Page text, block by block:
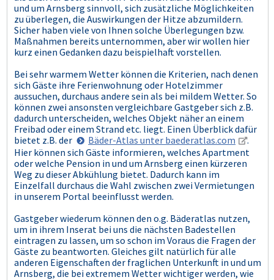
und um Arnsberg sinnvoll, sich zusätzliche Möglichkeiten
zu überlegen, die Auswirkungen der Hitze abzumildern.
Sicher haben viele von Ihnen solche Überlegungen bzw.
Maßnahmen bereits unternommen, aber wir wollen hier
kurz einen Gedanken dazu beispielhaft vorstellen.
Bei sehr warmem Wetter können die Kriterien, nach denen
sich Gäste ihre Ferienwohnung oder Hotelzimmer
aussuchen, durchaus andere sein als bei mildem Wetter. So
können zwei ansonsten vergleichbare Gastgeber sich z.B.
dadurch unterscheiden, welches Objekt näher an einem
Freibad oder einem Strand etc. liegt. Einen Überblick dafür
bietet z.B. der
Bäder-Atlas unter baederatlas.com
.
Hier können sich Gäste informieren, welches Apartment
oder welche Pension in und um Arnsberg einen kürzeren
Weg zu dieser Abkühlung bietet. Dadurch kann im
Einzelfall durchaus die Wahl zwischen zwei Vermietungen
in unserem Portal beeinflusst werden.
Gastgeber wiederum können den o.g. Bäderatlas nutzen,
um in ihrem Inserat bei uns die nächsten Badestellen
eintragen zu lassen, um so schon im Voraus die Fragen der
Gäste zu beantworten. Gleiches gilt natürlich für alle
anderen Eigenschaften der fraglichen Unterkunft in und um
Arnsberg, die bei extremem Wetter wichtiger werden, wie